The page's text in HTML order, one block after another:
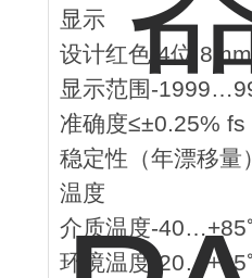
显示
设计红色 4位
显示范围-
准确度≤±0.25% fs
稳定性（年漂移量
温度
介质温度-
环境温度-